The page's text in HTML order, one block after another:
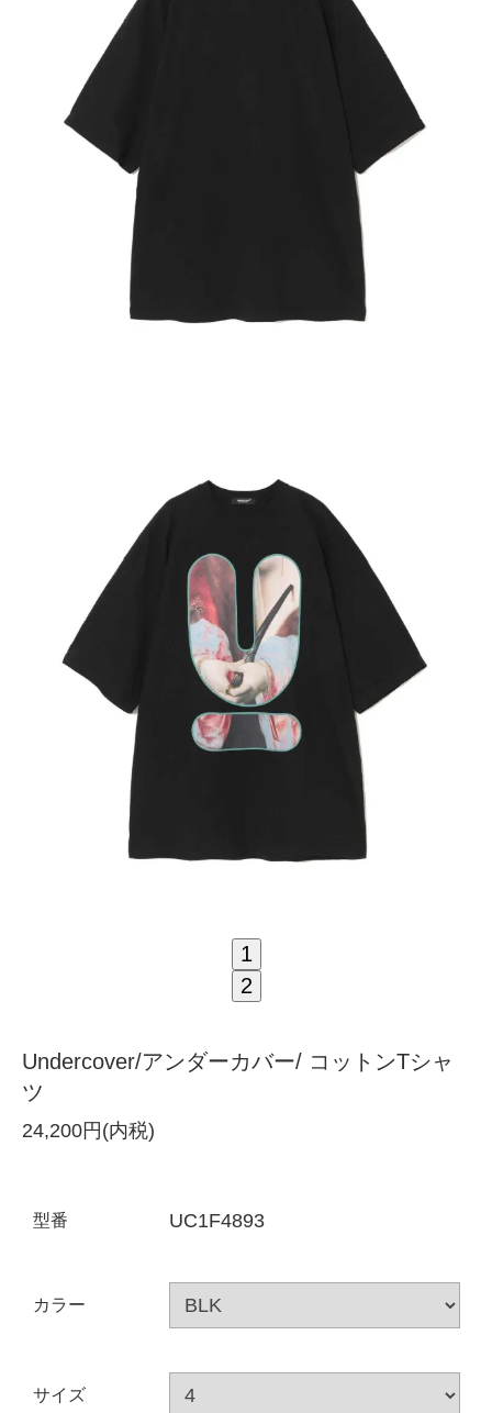
1
2
Undercover/アンダーカバー/ コットンTシャ
ツ
24,200円(内税)
型番 UC1F4893
カラー
サイズ